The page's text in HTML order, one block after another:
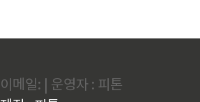
이메일: | 운영자 : 피톤